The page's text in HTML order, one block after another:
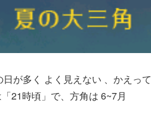
が多く よく見えない 、かえって
21時頃」で、方角は 6~7月